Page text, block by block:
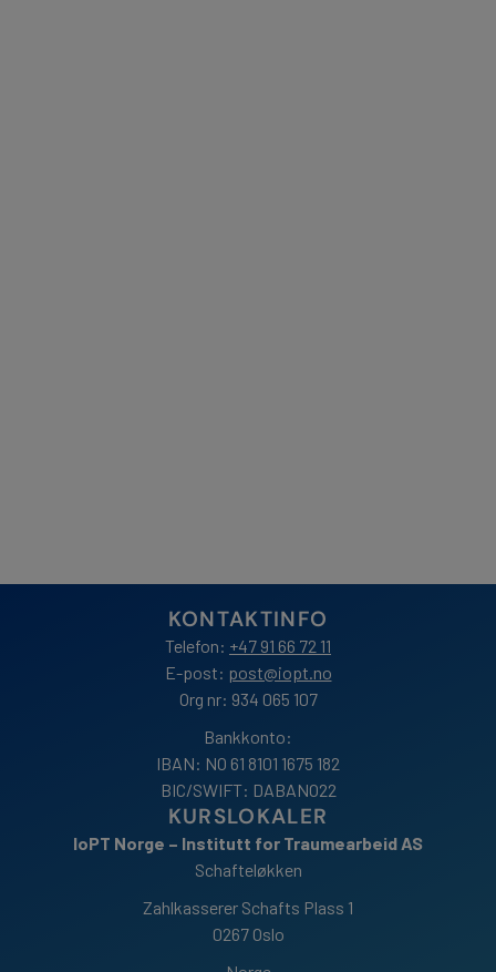
KONTAKTINFO
Telefon: +47 91 66 72 11
E-post: post@iopt.no
Org nr: 934 065 107
Bankkonto:
IBAN: NO 61 8101 1675 182
BIC/SWIFT: DABANO22
KURSLOKALER
IoPT Norge – Institutt for Traumearbeid AS
Schafteløkken
Zahlkasserer Schafts Plass 1
0267 Oslo